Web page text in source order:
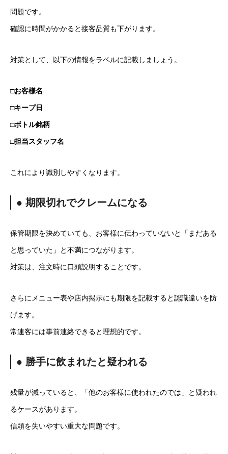
問題です。
確認に時間がかかると接客品質も下がります。
対策として、以下の情報をラベルに記載しましょう。
□お客様名
□キープ日
□ボトル銘柄
□担当スタッフ名
これにより識別しやすくなります。
● 期限切れでクレームになる
保管期限を決めていても、お客様に伝わっていないと「まだある
と思っていた」と不満につながります。
対策は、注文時に口頭説明することです。
さらにメニュー表や店内掲示にも期限を記載すると認識違いを防
げます。
常連客には事前連絡できると理想的です。
● 勝手に飲まれたと疑われる
残量が減っていると、「他のお客様に使われたのでは」と疑われ
るケースがあります。
信頼を失いやすい重大な問題です。